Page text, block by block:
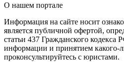
О нашем портале
Информация на сайте носит
является публичной офертой,
статьи 437 Гражданского кодекса
информации и принятием какого-
проконсультируйтесь с юристами.